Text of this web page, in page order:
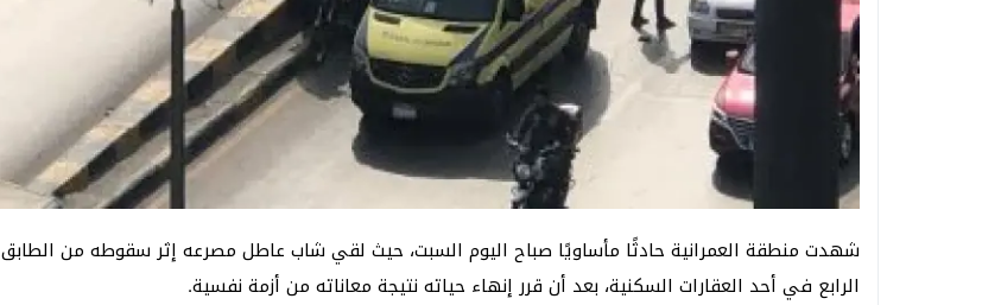
شهدت منطقة العمرانية حادثًا مأساويًا صباح اليوم السبت، حيث لقي شاب عاطل مصرعه إثر سقوطه من الطابق
الرابع في أحد العقارات السكنية، بعد أن قرر إنهاء حياته نتيجة معاناته من أزمة نفسية.